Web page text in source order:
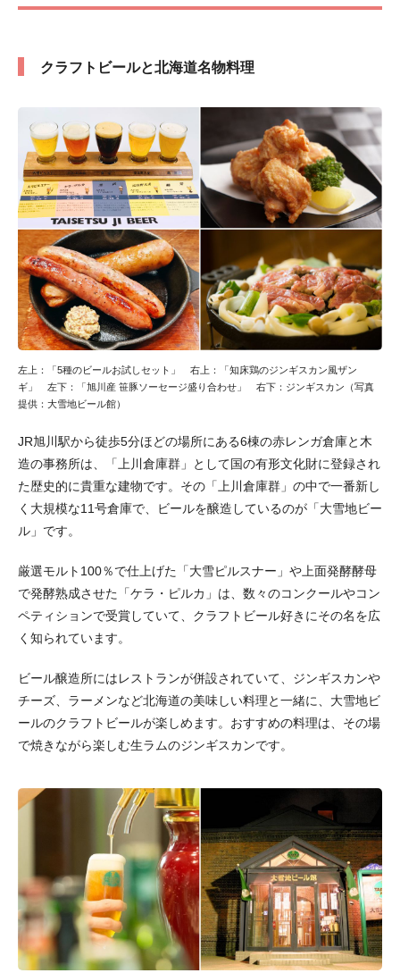
クラフトビールと北海道名物料理
左上：「5種のビールお試しセット」 右上：「知床鶏のジンギスカン風ザン
ギ」 左下：「旭川産 笹豚ソーセージ盛り合わせ」 右下：ジンギスカン（写真
提供：大雪地ビール館）
JR旭川駅から徒歩5分ほどの場所にある6棟の赤レンガ倉庫と木
造の事務所は、「上川倉庫群」として国の有形文化財に登録され
た歴史的に貴重な建物です。その「上川倉庫群」の中で一番新し
く大規模な11号倉庫で、ビールを醸造しているのが「大雪地ビー
ル」です。
厳選モルト100％で仕上げた「大雪ピルスナー」や上面発酵酵母
で発酵熟成させた「ケラ・ピルカ」は、数々のコンクールやコン
ペティションで受賞していて、クラフトビール好きにその名を広
く知られています。
ビール醸造所にはレストランが併設されていて、ジンギスカンや
チーズ、ラーメンなど北海道の美味しい料理と一緒に、大雪地ビ
ールのクラフトビールが楽しめます。おすすめの料理は、その場
で焼きながら楽しむ生ラムのジンギスカンです。